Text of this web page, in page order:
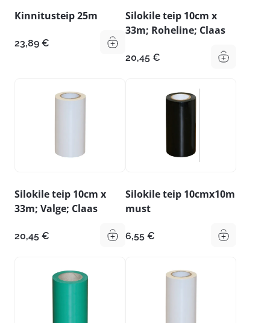
Kinnitusteip 25m
23,89 €
Silokile teip 10cm x
33m; Roheline; Claas
20,45 €
Silokile teip 10cm x
33m; Valge; Claas
20,45 €
Silokile teip 10cmx10m
must
6,55 €